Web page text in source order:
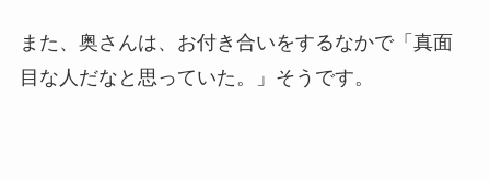
また、奥さんは、お付き合いをするなかで「真面
目な人だなと思っていた。」そうです。